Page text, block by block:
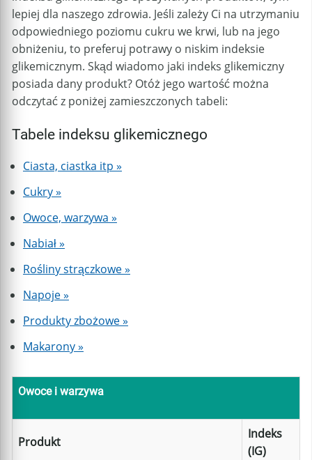
lepiej dla naszego zdrowia. Jeśli zależy Ci na utrzymaniu
odpowiedniego poziomu cukru we krwi, lub na jego
obniżeniu, to preferuj potrawy o niskim indeksie
glikemicznym. Skąd wiadomo jaki indeks glikemiczny
posiada dany produkt? Otóż jego wartość można
odczytać z poniżej zamieszczonych tabeli:
Tabele indeksu glikemicznego
Ciasta, ciastka itp »
Cukry »
Owoce, warzywa »
Nabiał »
Rośliny strączkowe »
Napoje »
Produkty zbożowe »
Makarony »
Owoce i warzywa
Produkt
Indeks
(IG)